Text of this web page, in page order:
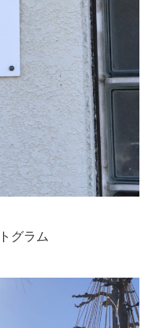
グラム